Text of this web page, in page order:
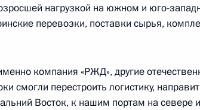
года, вторник
Конституционного Суда
16:45 Московская область, Ново-Огарёво
нагрузкой на южном и юго-
перевозки, поставки сырья,
компания «РЖД», другие
смогли перестроить логистику,
Восток, к нашим портам на